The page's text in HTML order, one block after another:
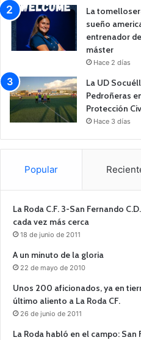
La
sueño
entrenador
máster
Hace 2 días
La UD
Pedroñeras
Protección
Hace 3 días
Popular
La Roda C.F. 3-San Fernando
cada vez más cerca
18 de junio de 2011
A un minuto de la gloria
22 de mayo de 2010
Unos 200 aficionados, ya en
último aliento a La Roda CF.
26 de junio de 2011
La Roda habló en el campo: San